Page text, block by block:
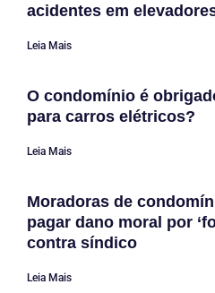
acidentes em
Leia Mais
O condomínio é
para carros elétricos?
Leia Mais
Moradoras de
pagar dano moral por
contra síndico
Leia Mais